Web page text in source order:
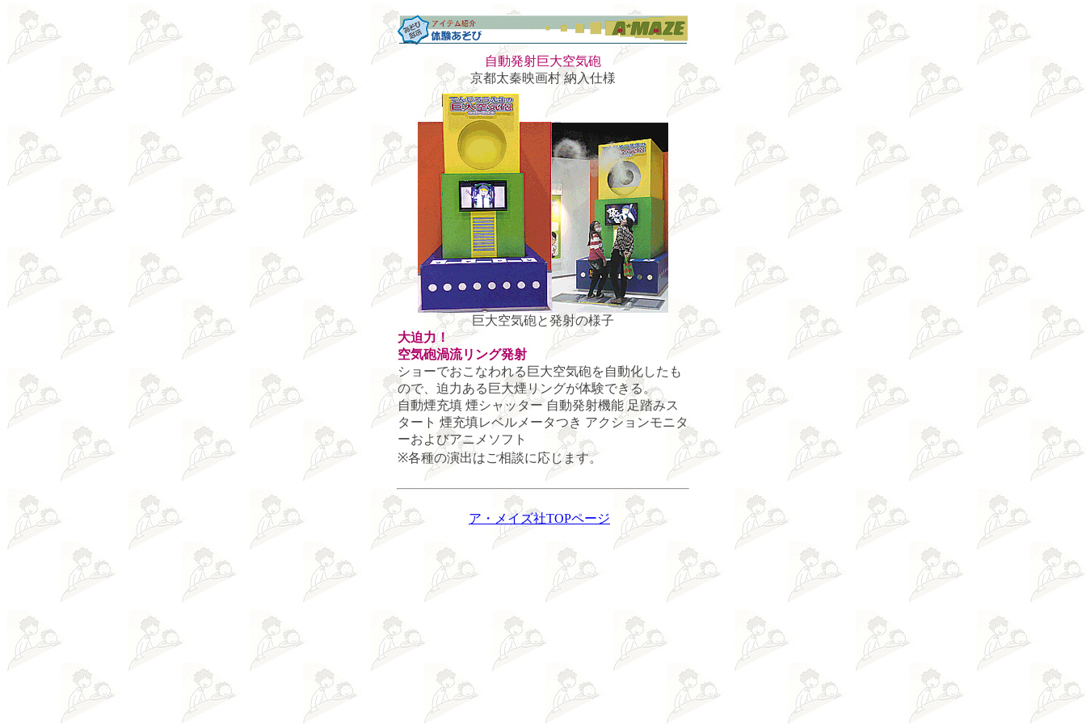
自動発射巨大空気砲
京都太秦映画村 納入仕様
巨大空気砲と発射の様子
大迫力！
空気砲渦流リング発射
ショーでおこなわれる巨大空気砲を自動化したも
ので、迫力ある巨大煙リングが体験できる。
自動煙充填 煙シャッター 自動発射機能 足踏みス
タート 煙充填レベルメータつき アクションモニタ
ーおよびアニメソフト
※各種の演出はご相談に応じます。
ア・メイズ社TOPページ